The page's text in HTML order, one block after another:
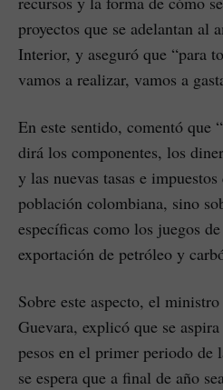
proyectos que se adelantan al
Interior, y aseguró que “para
vamos a realizar, vamos a
En este sentido, comentó que
dirá los componentes, los
y las nuevas tasas e
población colombiana, sino
específicas como los juegos
exportación de petróleo y
Sobre este aspecto, el
Guevara, explicó que se
pesos en el primer periodo
se espera que a final de año